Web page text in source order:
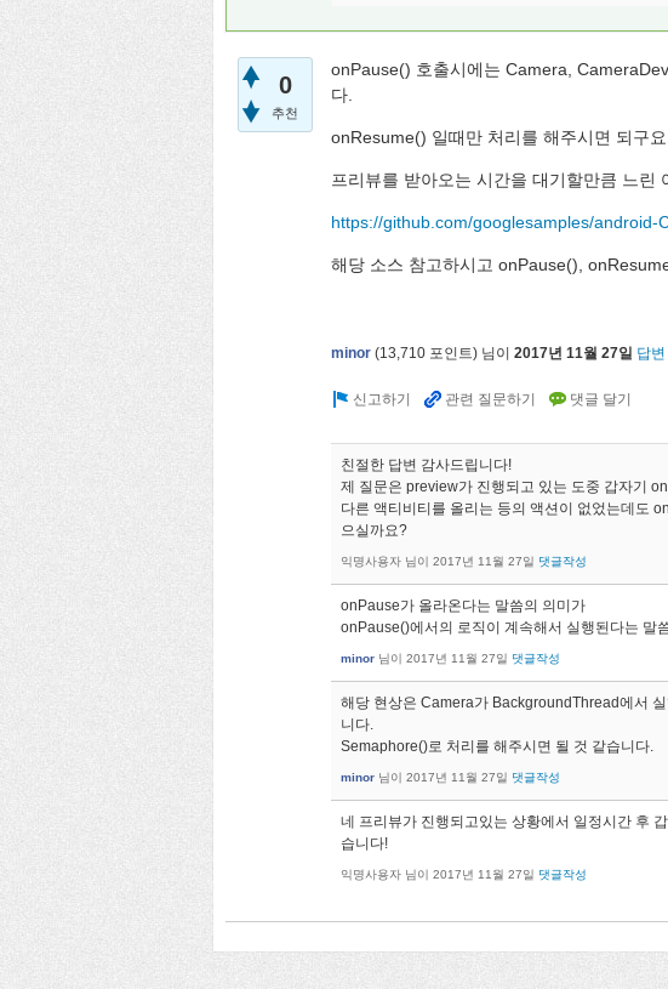
0
추천
onPause() 호출시에는 Camera,
다.
onResume() 일때만 처리를 해주시면 되구요.
프리뷰를 받아오는 시간을 대기할만큼 느린
https://github.com/googlesamples/android-
해당 소스 참고하시고 onPause(),
minor (13,710 포인트) 님이 2017년 11월 27일 답변
친절한 답변 감사드립니다!
제 질문은 preview가 진행되고 있는 도중 갑자기
다른 액티비티를 올리는 등의 액션이 없었는데도
으실까요?
익명사용자 님이 2017년 11월 27일 댓글작성
onPause가 올라온다는 말씀의 의미가
onPause()에서의 로직이 계속해서 실행된다는 말
minor 님이 2017년 11월 27일 댓글작성
해당 현상은 Camera가 BackgroundThread에서
니다.
Semaphore()로 처리를 해주시면 될 것 같습니다.
minor 님이 2017년 11월 27일 댓글작성
네 프리뷰가 진행되고있는 상황에서 일정시간 후
습니다!
익명사용자 님이 2017년 11월 27일 댓글작성